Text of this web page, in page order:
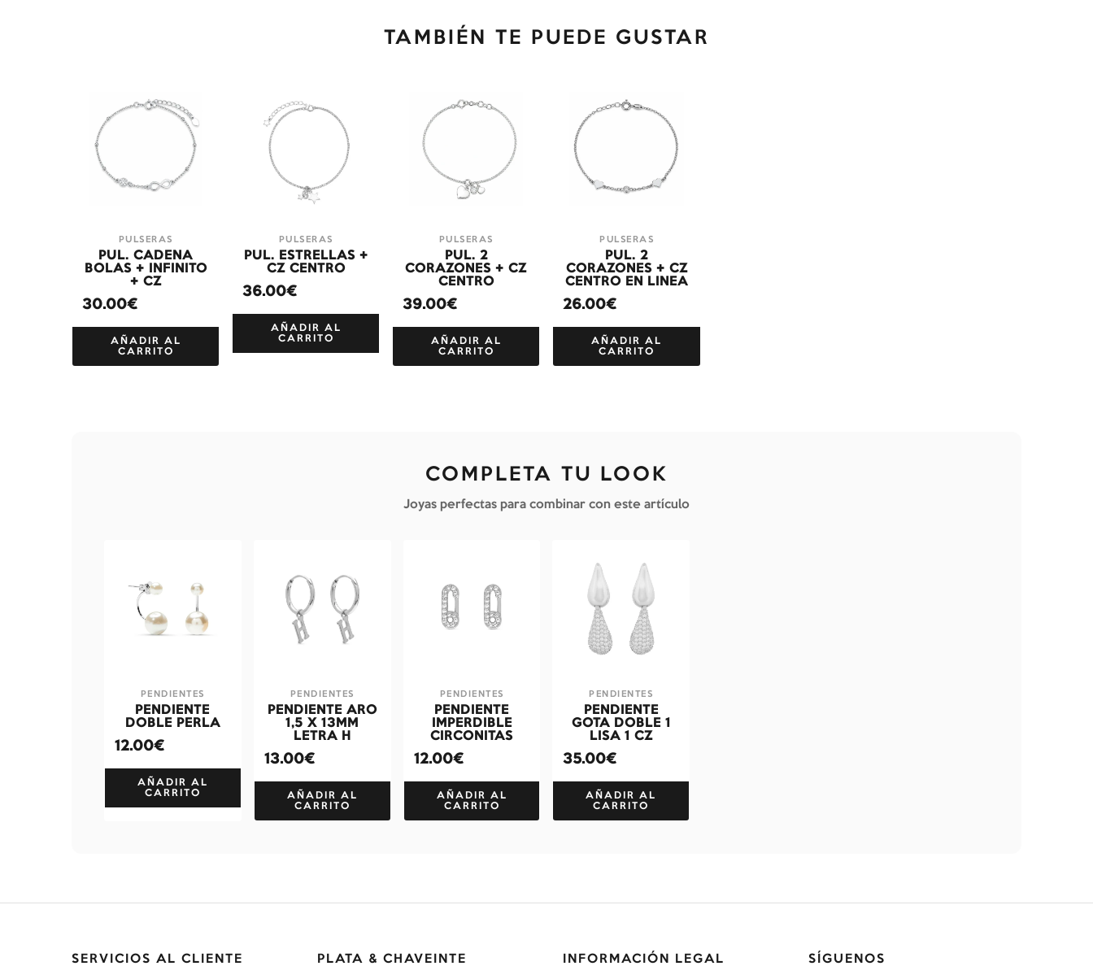
TAMBIÉN TE PUEDE GUSTAR
PULSERAS
PUL. CADENA
BOLAS + INFINITO
+ CZ
30.00€
AÑADIR AL
CARRITO
PULSERAS
PUL. ESTRELLAS +
CZ CENTRO
36.00€
AÑADIR AL
CARRITO
PULSERAS
PUL. 2
CORAZONES + CZ
CENTRO
39.00€
AÑADIR AL
CARRITO
PULSERAS
PUL. 2
CORAZONES + CZ
CENTRO EN LINEA
26.00€
AÑADIR AL
CARRITO
COMPLETA TU LOOK
Joyas perfectas para combinar con este artículo
PENDIENTES
PENDIENTE
DOBLE PERLA
12.00€
AÑADIR AL
CARRITO
PENDIENTES
PENDIENTE ARO
1,5 X 13MM
LETRA H
13.00€
AÑADIR AL
CARRITO
PENDIENTES
PENDIENTE
IMPERDIBLE
CIRCONITAS
12.00€
AÑADIR AL
CARRITO
PENDIENTES
PENDIENTE
GOTA DOBLE 1
LISA 1 CZ
35.00€
AÑADIR AL
CARRITO
SERVICIOS AL CLIENTE PLATA & CHAVEINTE INFORMACIÓN LEGAL SÍGUENOS